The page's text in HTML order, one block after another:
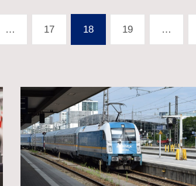
… 17 18 19 …